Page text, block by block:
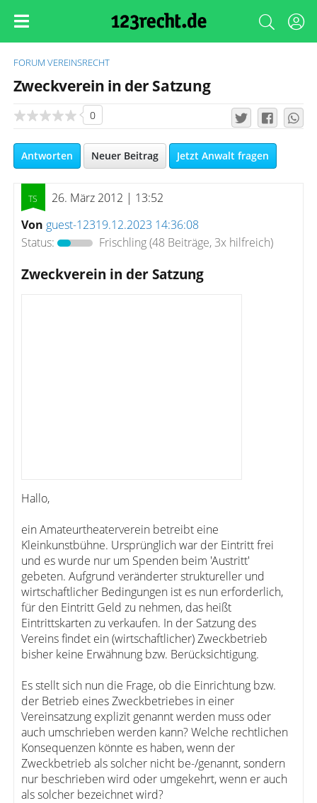
FORUM VEREINSRECHT
Zweckverein in der Satzung
0
Antworten Neuer Beitrag Jetzt Anwalt fragen
26. März 2012 | 13:52
Von guest-12319.12.2023 14:36:08
Status:
Frischling(48 Beiträge, 3x hilfreich)
Zweckverein in der Satzung
Hallo,
ein Amateurtheaterverein betreibt eine
Kleinkunstbühne. Ursprünglich war der Eintritt frei
und es wurde nur um Spenden beim 'Austritt'
gebeten. Aufgrund veränderter struktureller und
wirtschaftlicher Bedingungen ist es nun erforderlich,
für den Eintritt Geld zu nehmen, das heißt
Eintrittskarten zu verkaufen. In der Satzung des
Vereins findet ein (wirtschaftlicher) Zweckbetrieb
bisher keine Erwähnung bzw. Berücksichtigung.
Es stellt sich nun die Frage, ob die Einrichtung bzw.
der Betrieb eines Zweckbetriebes in einer
Vereinsatzung explizit genannt werden muss oder
auch umschrieben werden kann? Welche rechtlichen
Konsequenzen könnte es haben, wenn der
Zweckbetrieb als solcher nicht be-/genannt, sondern
nur beschrieben wird oder umgekehrt, wenn er auch
als solcher bezeichnet wird?